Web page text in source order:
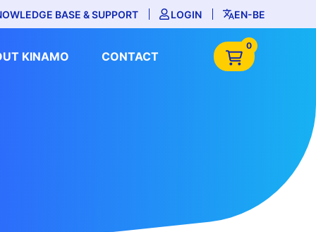
BASE & SUPPORT LOGIN EN-BE
KINAMO CONTACT
0